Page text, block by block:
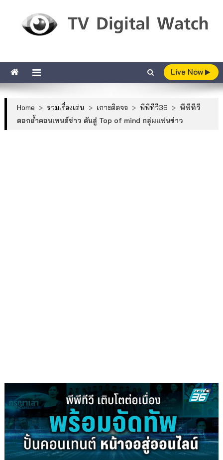
Live Now
Home > รวมเรื่องเด่น > เกาะติดจอ > พีพีทีวี36 > พีพีทีวี
ตอกย้ำคอนเทนต์ข่าว ดันสู่ Top of mind กลุ่มแฟนข่าว